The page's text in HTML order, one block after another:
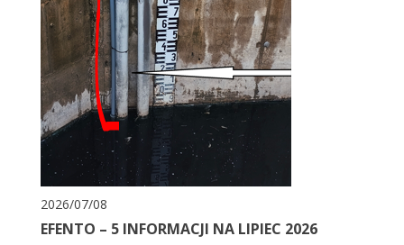
2026/07/08
EFENTO – 5 INFORMACJI NA LIPIEC 2026